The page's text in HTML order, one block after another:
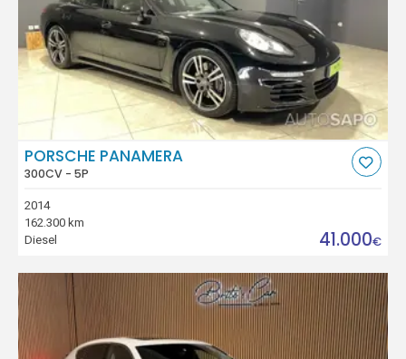
PORSCHE PANAMERA
300CV - 5P
2014
162.300 km
Diesel
41.000€